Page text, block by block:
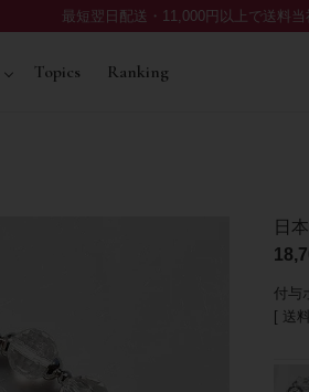
最短翌日配送・11,000円以上で送料当
Topics Ranking
日
付与
送